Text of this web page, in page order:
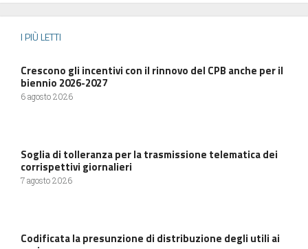
I PIÙ LETTI
Crescono gli incentivi con il rinnovo del CPB anche per il
biennio 2026-2027
6 agosto 2026
Soglia di tolleranza per la trasmissione telematica dei
corrispettivi giornalieri
7 agosto 2026
Codificata la presunzione di distribuzione degli utili ai